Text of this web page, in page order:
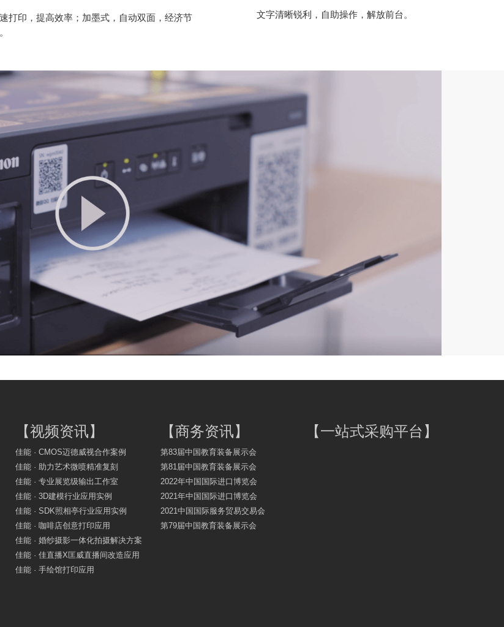
打印，提高效率；加墨式，自动双面，经济节
文字清晰锐利，自助操作，解放前台。
【视频资讯】
佳能 · CMOS迈德威视合作案例
佳能 · 助力艺术微喷精准复刻
佳能 · 专业展览级输出工作室
佳能 · 3D建模行业应用实例
佳能 · SDK照相亭行业应用实例
佳能 · 咖啡店创意打印应用
佳能 · 婚纱摄影一体化拍摄解决方案
佳能 · 佳直播X匡威直播间改造应用
佳能 · 手绘馆打印应用
【商务资讯】
第83届中国教育装备展示会
第81届中国教育装备展示会
2022年中国国际进口博览会
2021年中国国际进口博览会
2021中国国际服务贸易交易会
第79届中国教育装备展示会
【一站式采购平台】